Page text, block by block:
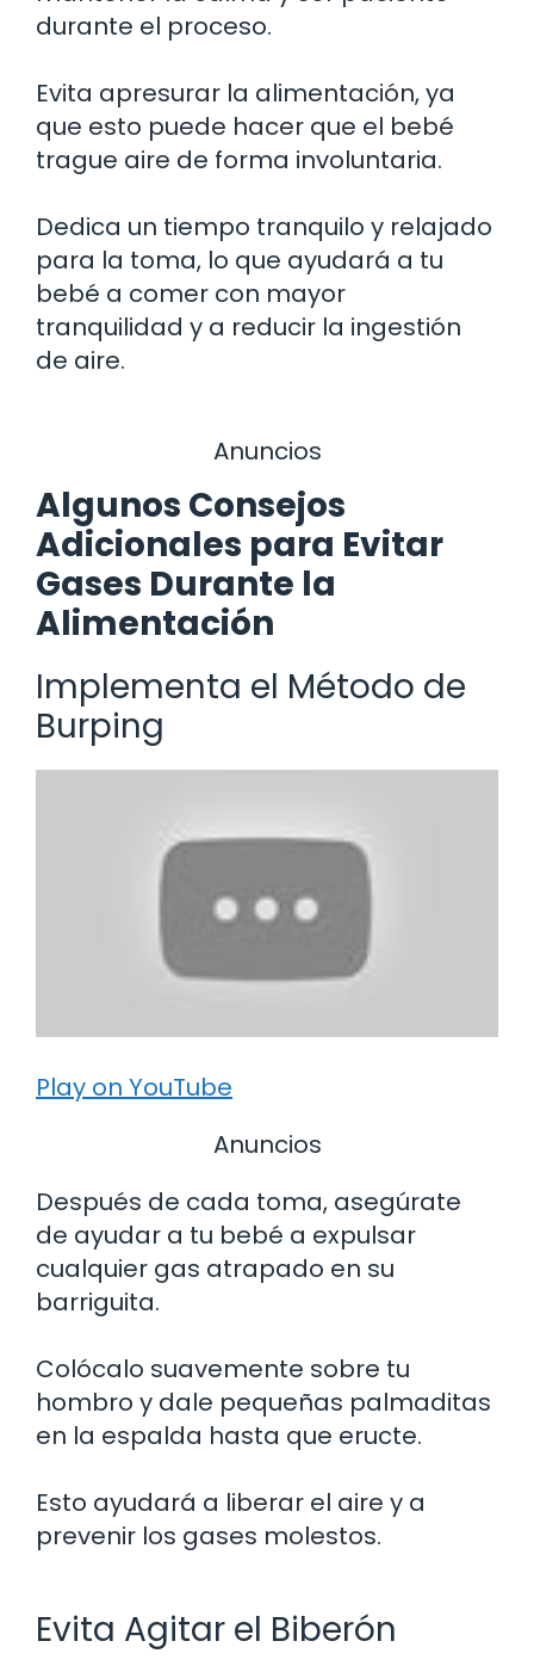
durante el proceso.
Evita apresurar la alimentación, ya
que esto puede hacer que el bebé
trague aire de forma involuntaria.
Dedica un tiempo tranquilo y relajado
para la toma, lo que ayudará a tu
bebé a comer con mayor
tranquilidad y a reducir la ingestión
de aire.
Anuncios
Algunos Consejos
Adicionales para Evitar
Gases Durante la
Alimentación
Implementa el Método de
Burping
Play on YouTube
Anuncios
Después de cada toma, asegúrate
de ayudar a tu bebé a expulsar
cualquier gas atrapado en su
barriguita.
Colócalo suavemente sobre tu
hombro y dale pequeñas palmaditas
en la espalda hasta que eructe.
Esto ayudará a liberar el aire y a
prevenir los gases molestos.
Evita Agitar el Biberón